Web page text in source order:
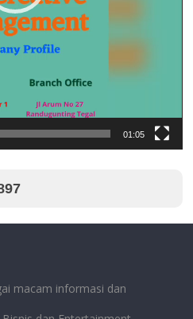
01:05
macam informasi dan